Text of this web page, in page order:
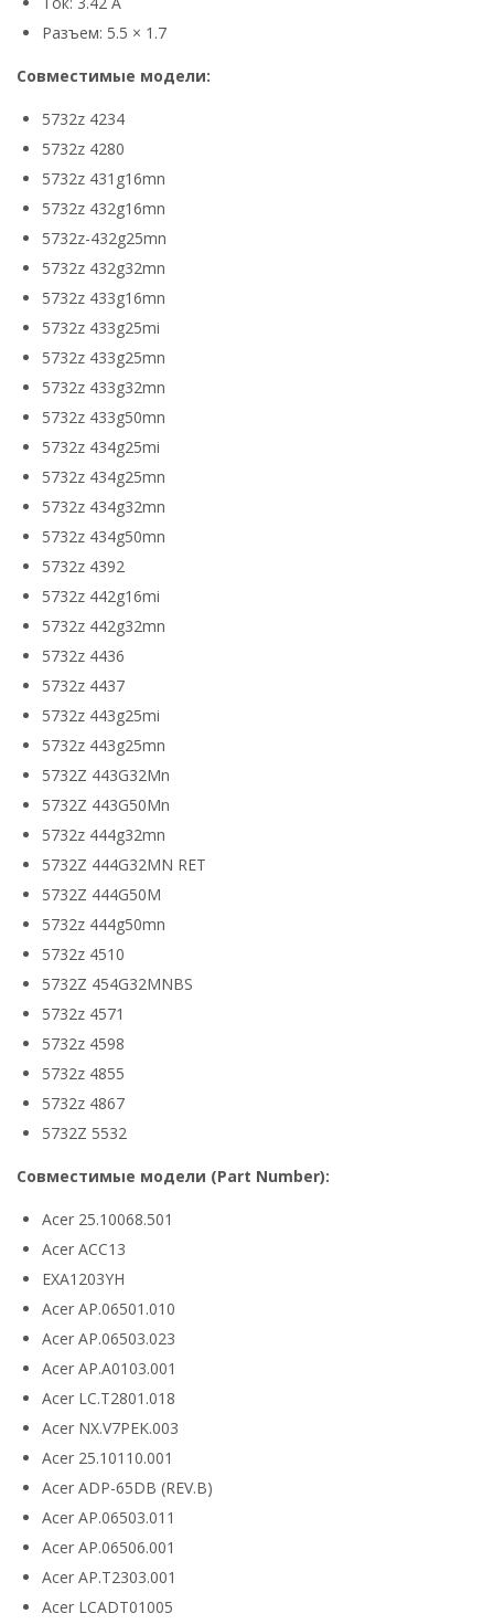
Разъем: 5.5 × 1.7
Совместимые модели:
5732z 4234
5732z 4280
5732z 431g16mn
5732z 432g16mn
5732z-432g25mn
5732z 432g32mn
5732z 433g16mn
5732z 433g25mi
5732z 433g25mn
5732z 433g32mn
5732z 433g50mn
5732z 434g25mi
5732z 434g25mn
5732z 434g32mn
5732z 434g50mn
5732z 4392
5732z 442g16mi
5732z 442g32mn
5732z 4436
5732z 4437
5732z 443g25mi
5732z 443g25mn
5732Z 443G32Mn
5732Z 443G50Mn
5732z 444g32mn
5732Z 444G32MN RET
5732Z 444G50M
5732z 444g50mn
5732z 4510
5732Z 454G32MNBS
5732z 4571
5732z 4598
5732z 4855
5732z 4867
5732Z 5532
Совместимые модели (Part Number):
Acer 25.10068.501
Acer ACC13
EXA1203YH
Acer AP.06501.010
Acer AP.06503.023
Acer AP.A0103.001
Acer LC.T2801.018
Acer NX.V7PEK.003
Acer 25.10110.001
Acer ADP-65DB (REV.B)
Acer AP.06503.011
Acer AP.06506.001
Acer AP.T2303.001
Acer LCADT01005